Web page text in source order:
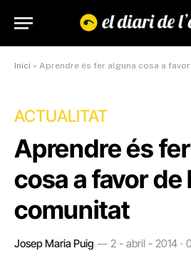
Inici » Aprendre és fer alguna cosa a
ACTUALITAT
Aprendre és
cosa a favor de
comunitat
Josep Maria Puig 2 - abril - 2014 ·